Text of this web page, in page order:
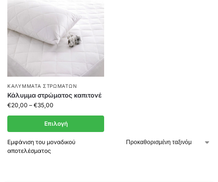
ΚΑΛΎΜΜΑΤΑ ΣΤΡΩΜΆΤΩΝ
Κάλυμμα στρώματος καπιτονέ
€20,00 – €35,00
Επιλογή
Εμφάνιση του μοναδικού
αποτελέσματος